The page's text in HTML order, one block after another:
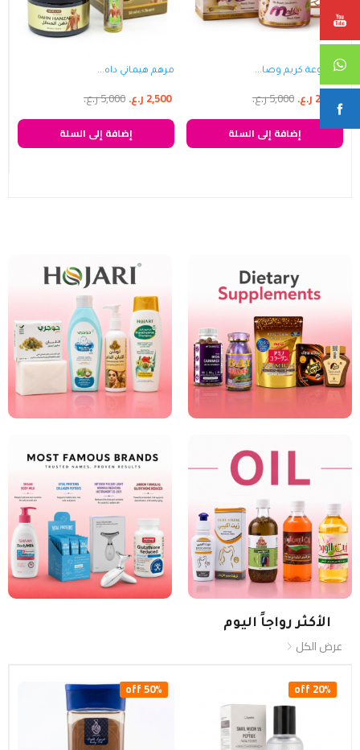
مجموعة كريم وصا...
5,000ر.ع. 2,500 ر.ع.
إضافة إلى السلة
مرهم هيماني داه...
5,000ر.ع. 2,500 ر.ع.
إضافة إلى السلة
الأكثر رواجاً اليوم
عرض الكل
20% off
50% off